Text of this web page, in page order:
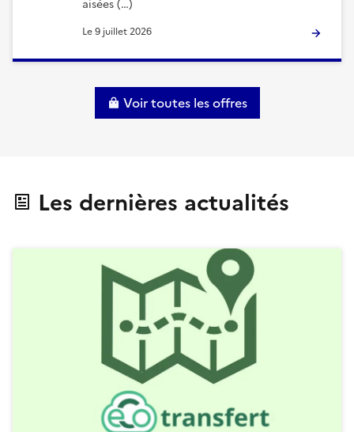
aisées (…)
Le9 juillet 2026
Voir toutes les offres
Les dernières actualités